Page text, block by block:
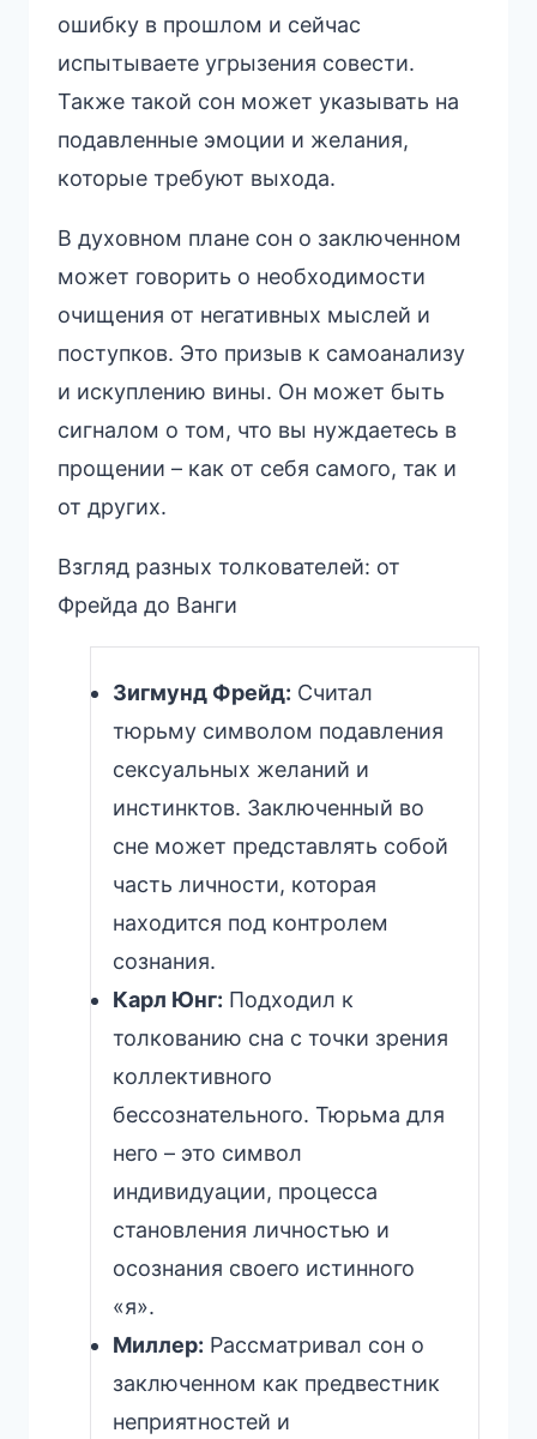
ошибку в прошлом и сейчас
испытываете угрызения совести.
Также такой сон может указывать на
подавленные эмоции и желания,
которые требуют выхода.
В духовном плане сон о заключенном
может говорить о необходимости
очищения от негативных мыслей и
поступков. Это призыв к самоанализу
и искуплению вины. Он может быть
сигналом о том, что вы нуждаетесь в
прощении – как от себя самого, так и
от других.
Взгляд разных толкователей: от
Фрейда до Ванги
Зигмунд Фрейд: Считал
тюрьму символом подавления
сексуальных желаний и
инстинктов. Заключенный во
сне может представлять собой
часть личности, которая
находится под контролем
сознания.
Карл Юнг: Подходил к
толкованию сна с точки зрения
коллективного
бессознательного. Тюрьма для
него – это символ
индивидуации, процесса
становления личностью и
осознания своего истинного
«я».
Миллер: Рассматривал сон о
заключенном как предвестник
неприятностей и